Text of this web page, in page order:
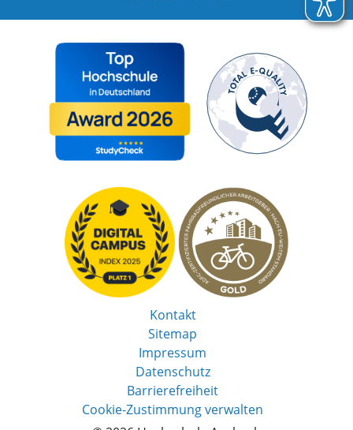
Kontakt
Sitemap
Impressum
Datenschutz
Barrierefreiheit
Cookie-Zustimmung verwalten